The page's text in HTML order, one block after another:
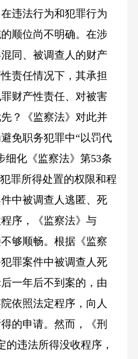
违法行为和犯罪行为
顺位尚不明确。在涉
同、被调查人的财产
责任情况下，其承担
财产性责任、对被害
？《监察法》对此并
免职务犯罪中“以罚代
细化《监察法》第53条
罪所得处置的权限和程
中被调查人逃匿、死
序，《监察法》与
够顺畅。根据《监察
罪案件中被调查人死
一年后不到案的，由
依照法定程序，向人
的申请。然而，《刑
的违法所得没收程序，